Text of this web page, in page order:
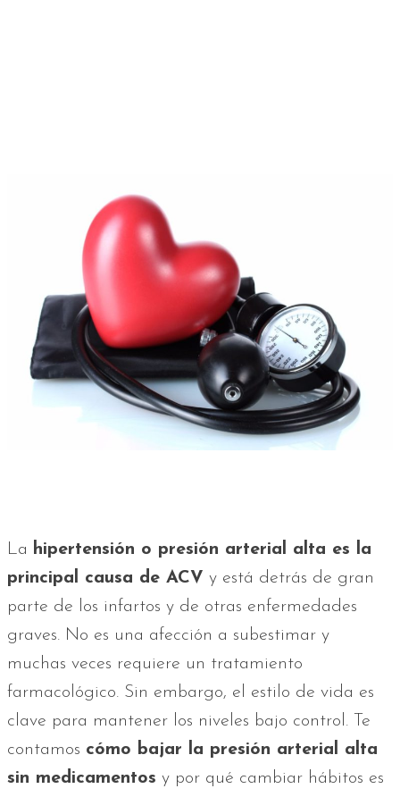
La hipertensión o presión arterial alta es la
principal causa de ACV y está detrás de gran
parte de los infartos y de otras enfermedades
graves. No es una afección a subestimar y
muchas veces requiere un tratamiento
farmacológico. Sin embargo, el estilo de vida es
clave para mantener los niveles bajo control. Te
contamos cómo bajar la presión arterial alta
sin medicamentos y por qué cambiar hábitos es